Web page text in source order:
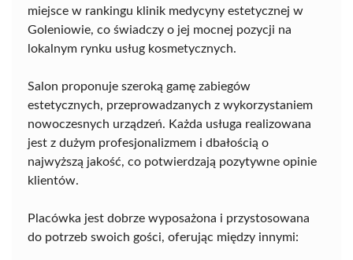
miejsce w rankingu klinik medycyny estetycznej w
Goleniowie, co świadczy o jej mocnej pozycji na
lokalnym rynku usług kosmetycznych.
Salon proponuje szeroką gamę zabiegów
estetycznych, przeprowadzanych z wykorzystaniem
nowoczesnych urządzeń. Każda usługa realizowana
jest z dużym profesjonalizmem i dbałością o
najwyższą jakość, co potwierdzają pozytywne opinie
klientów.
Placówka jest dobrze wyposażona i przystosowana
do potrzeb swoich gości, oferując między innymi: